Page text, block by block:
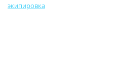
экипировка